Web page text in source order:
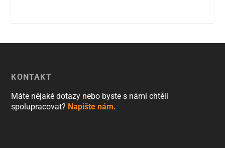
KONTAKT
Máte nějaké dotazy nebo byste s námi chtěli
spolupracovat? Napište nám.